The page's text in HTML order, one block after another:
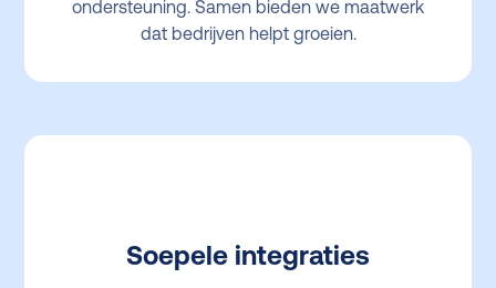
ondersteuning. Samen bieden we maatwerk
dat bedrijven helpt groeien.
Soepele integraties